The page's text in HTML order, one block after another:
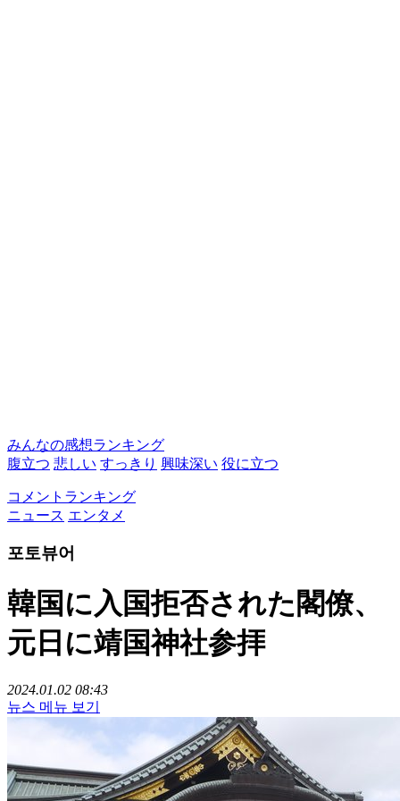
みんなの感想ランキング
腹立つ 悲しい すっきり 興味深い 役に立つ
コメントランキング
ニュース エンタメ
포토뷰어
韓国に入国拒否された閣僚、
元日に靖国神社参拝
2024.01.02 08:43
뉴스 메뉴 보기